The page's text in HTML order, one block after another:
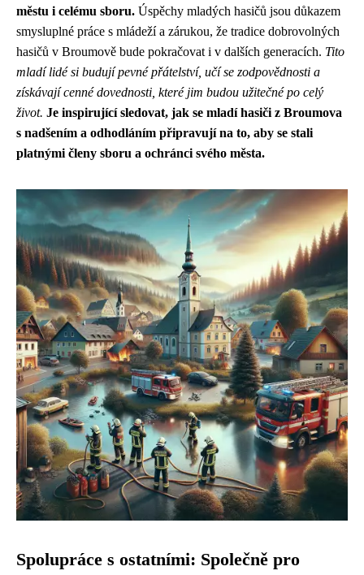
městu i celému sboru. Úspěchy mladých hasičů jsou důkazem
smysluplné práce s mládeží a zárukou, že tradice dobrovolných
hasičů v Broumově bude pokračovat i v dalších generacích. Tito
mladí lidé si budují pevné přátelství, učí se zodpovědnosti a
získávají cenné dovednosti, které jim budou užitečné po celý
život. Je inspirující sledovat, jak se mladí hasiči z Broumova
s nadšením a odhodláním připravují na to, aby se stali
platnými členy sboru a ochránci svého města.
Spolupráce s ostatními: Společně pro